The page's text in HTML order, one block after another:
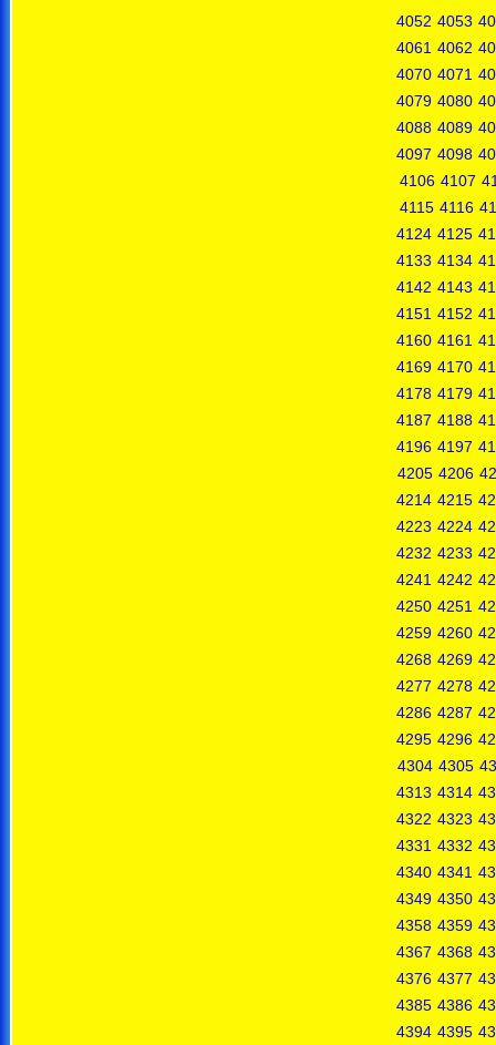
4052 4053
4061 4062
4070 4071
4079 4080
4088 4089
4097 4098
4106 4107
4115 4116
4124 4125
4133 4134
4142 4143
4151 4152
4160 4161
4169 4170
4178 4179
4187 4188
4196 4197
4205 4206
4214 4215
4223 4224
4232 4233
4241 4242
4250 4251
4259 4260
4268 4269
4277 4278
4286 4287
4295 4296
4304 4305
4313 4314
4322 4323
4331 4332
4340 4341
4349 4350
4358 4359
4367 4368
4376 4377
4385 4386
4394 4395